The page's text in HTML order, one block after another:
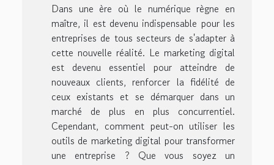
Dans une ère où le numérique règne en
maître, il est devenu indispensable pour les
entreprises de tous secteurs de s'adapter à
cette nouvelle réalité. Le marketing digital
est devenu essentiel pour atteindre de
nouveaux clients, renforcer la fidélité de
ceux existants et se démarquer dans un
marché de plus en plus concurrentiel.
Cependant, comment peut-on utiliser les
outils de marketing digital pour transformer
une entreprise ? Que vous soyez un